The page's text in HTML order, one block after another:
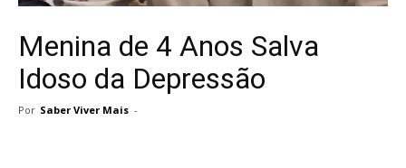
Menina de 4 Anos Salva
Idoso da Depressão
Por Saber Viver Mais -